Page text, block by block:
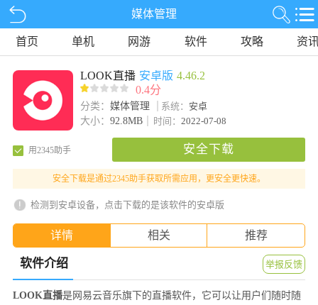
媒体管理
首页 单机 网游 软件 攻略 资
LOOK直播 安卓版 4.46.2
0.4分
分类： 媒体管理 系统： 安卓
大小： 92.8MB 时间： 2022-07-08
用2345助手 安全下载
安全下载是通过2345助手获取所需应用，更安全更快速。
检测到安卓设备，点击下载的是该软件的安卓版
详情 相关 推荐
软件介绍 举报反馈
LOOK直播是网易云音乐旗下的直播软件，它可以让用户们随时随